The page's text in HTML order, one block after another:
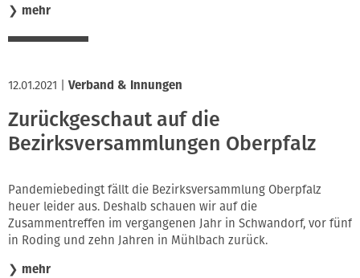
❯ mehr
12.01.2021 Verband & Innungen
Zurückgeschaut auf die
Bezirksversammlungen Oberpfalz
Pandemiebedingt fällt die Bezirksversammlung Oberpfalz
heuer leider aus. Deshalb schauen wir auf die
Zusammentreffen im vergangenen Jahr in Schwandorf, vor fünf
in Roding und zehn Jahren in Mühlbach zurück.
❯ mehr